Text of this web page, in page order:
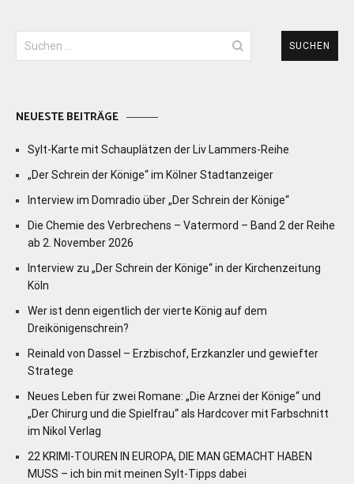
Suchen
nach:
NEUESTE BEITRÄGE
Sylt-Karte mit Schauplätzen der Liv Lammers-Reihe
„Der Schrein der Könige“ im Kölner Stadtanzeiger
Interview im Domradio über „Der Schrein der Könige“
Die Chemie des Verbrechens – Vatermord – Band 2 der Reihe
ab 2. November 2026
Interview zu „Der Schrein der Könige“ in der Kirchenzeitung
Köln
Wer ist denn eigentlich der vierte König auf dem
Dreikönigenschrein?
Reinald von Dassel – Erzbischof, Erzkanzler und gewiefter
Stratege
Neues Leben für zwei Romane: „Die Arznei der Könige“ und
„Der Chirurg und die Spielfrau“ als Hardcover mit Farbschnitt
im Nikol Verlag
22 KRIMI-TOUREN IN EUROPA, DIE MAN GEMACHT HABEN
MUSS – ich bin mit meinen Sylt-Tipps dabei